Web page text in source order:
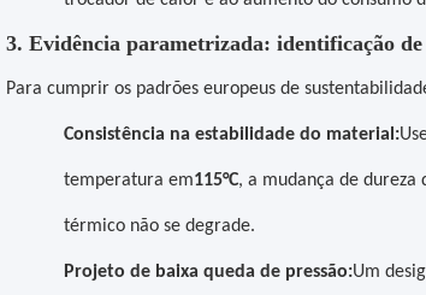
3. Evidência parametrizada: identificação
Para cumprir os padrões europeus de
Consistência na estabilidade do material:
temperatura em115°C, a mudança de dureza
térmico não se degrade.
Projeto de baixa queda de pressão:Um